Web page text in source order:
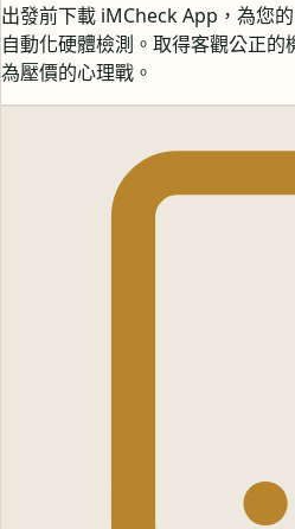
出發前下載 iMCheck App，為您
自動化硬體檢測。取得客觀公正
為壓價的心理戰。